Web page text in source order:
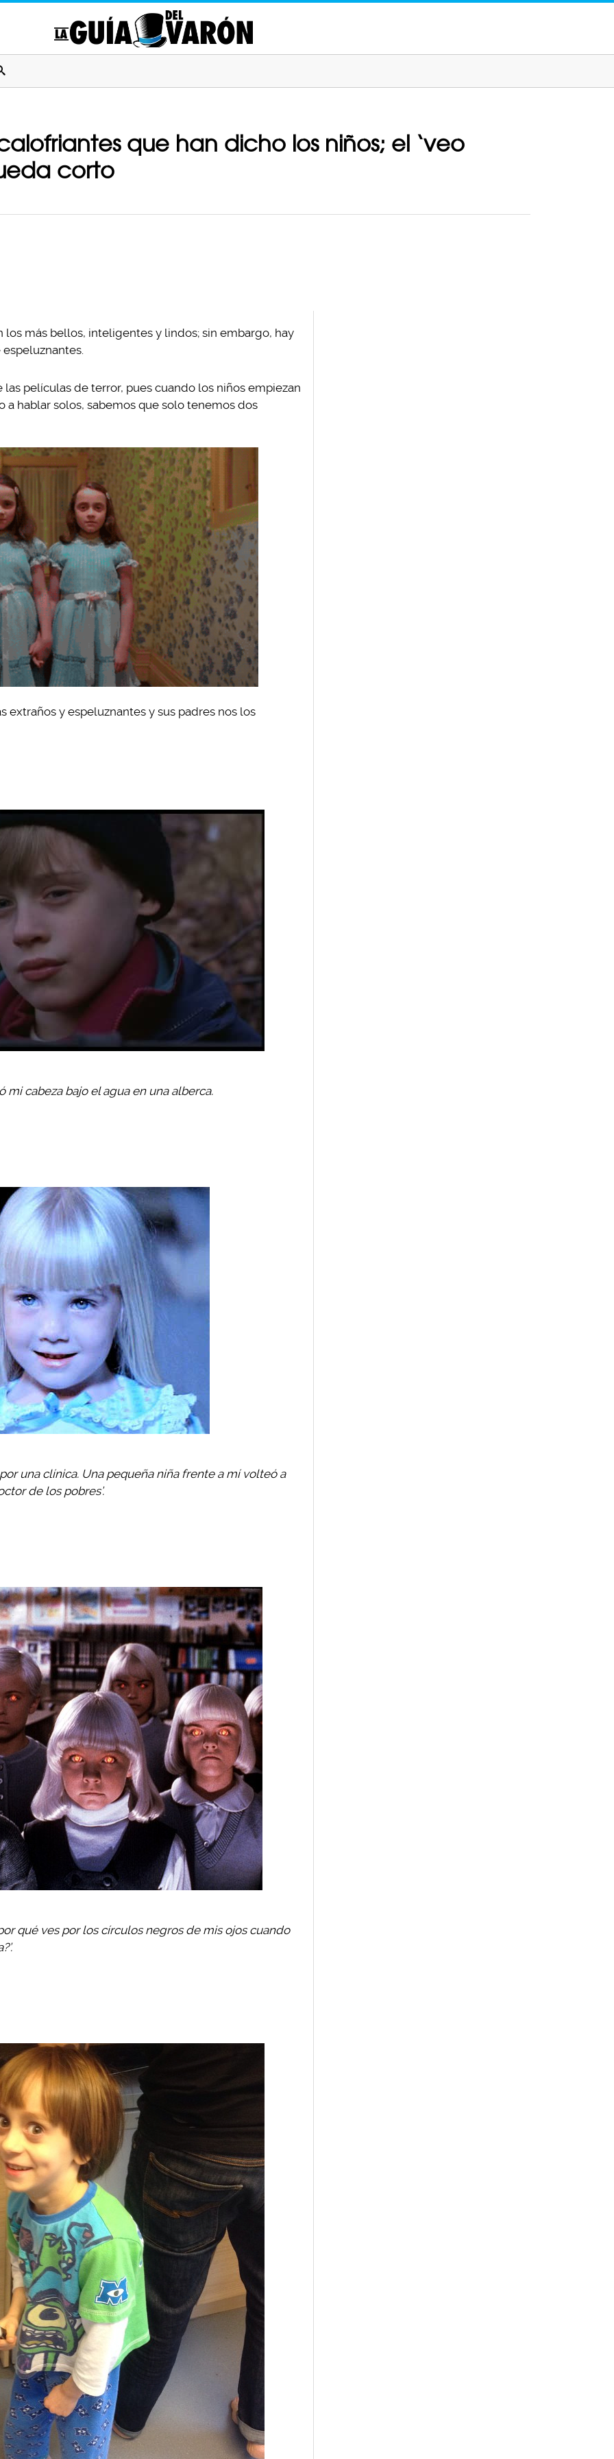
que han dicho los niños; el ‘veo
corto
los más bellos, inteligentes y lindos; sin embargo, hay
películas de terror, pues cuando los niños empiezan
a hablar solos, sabemos que solo tenemos dos
extraños y espeluznantes y sus padres nos los
mi cabeza bajo el agua en una alberca.
una clínica. Una pequeña niña frente a mí volteó a
de los pobres’.
qué ves por los círculos negros de mis ojos cuando